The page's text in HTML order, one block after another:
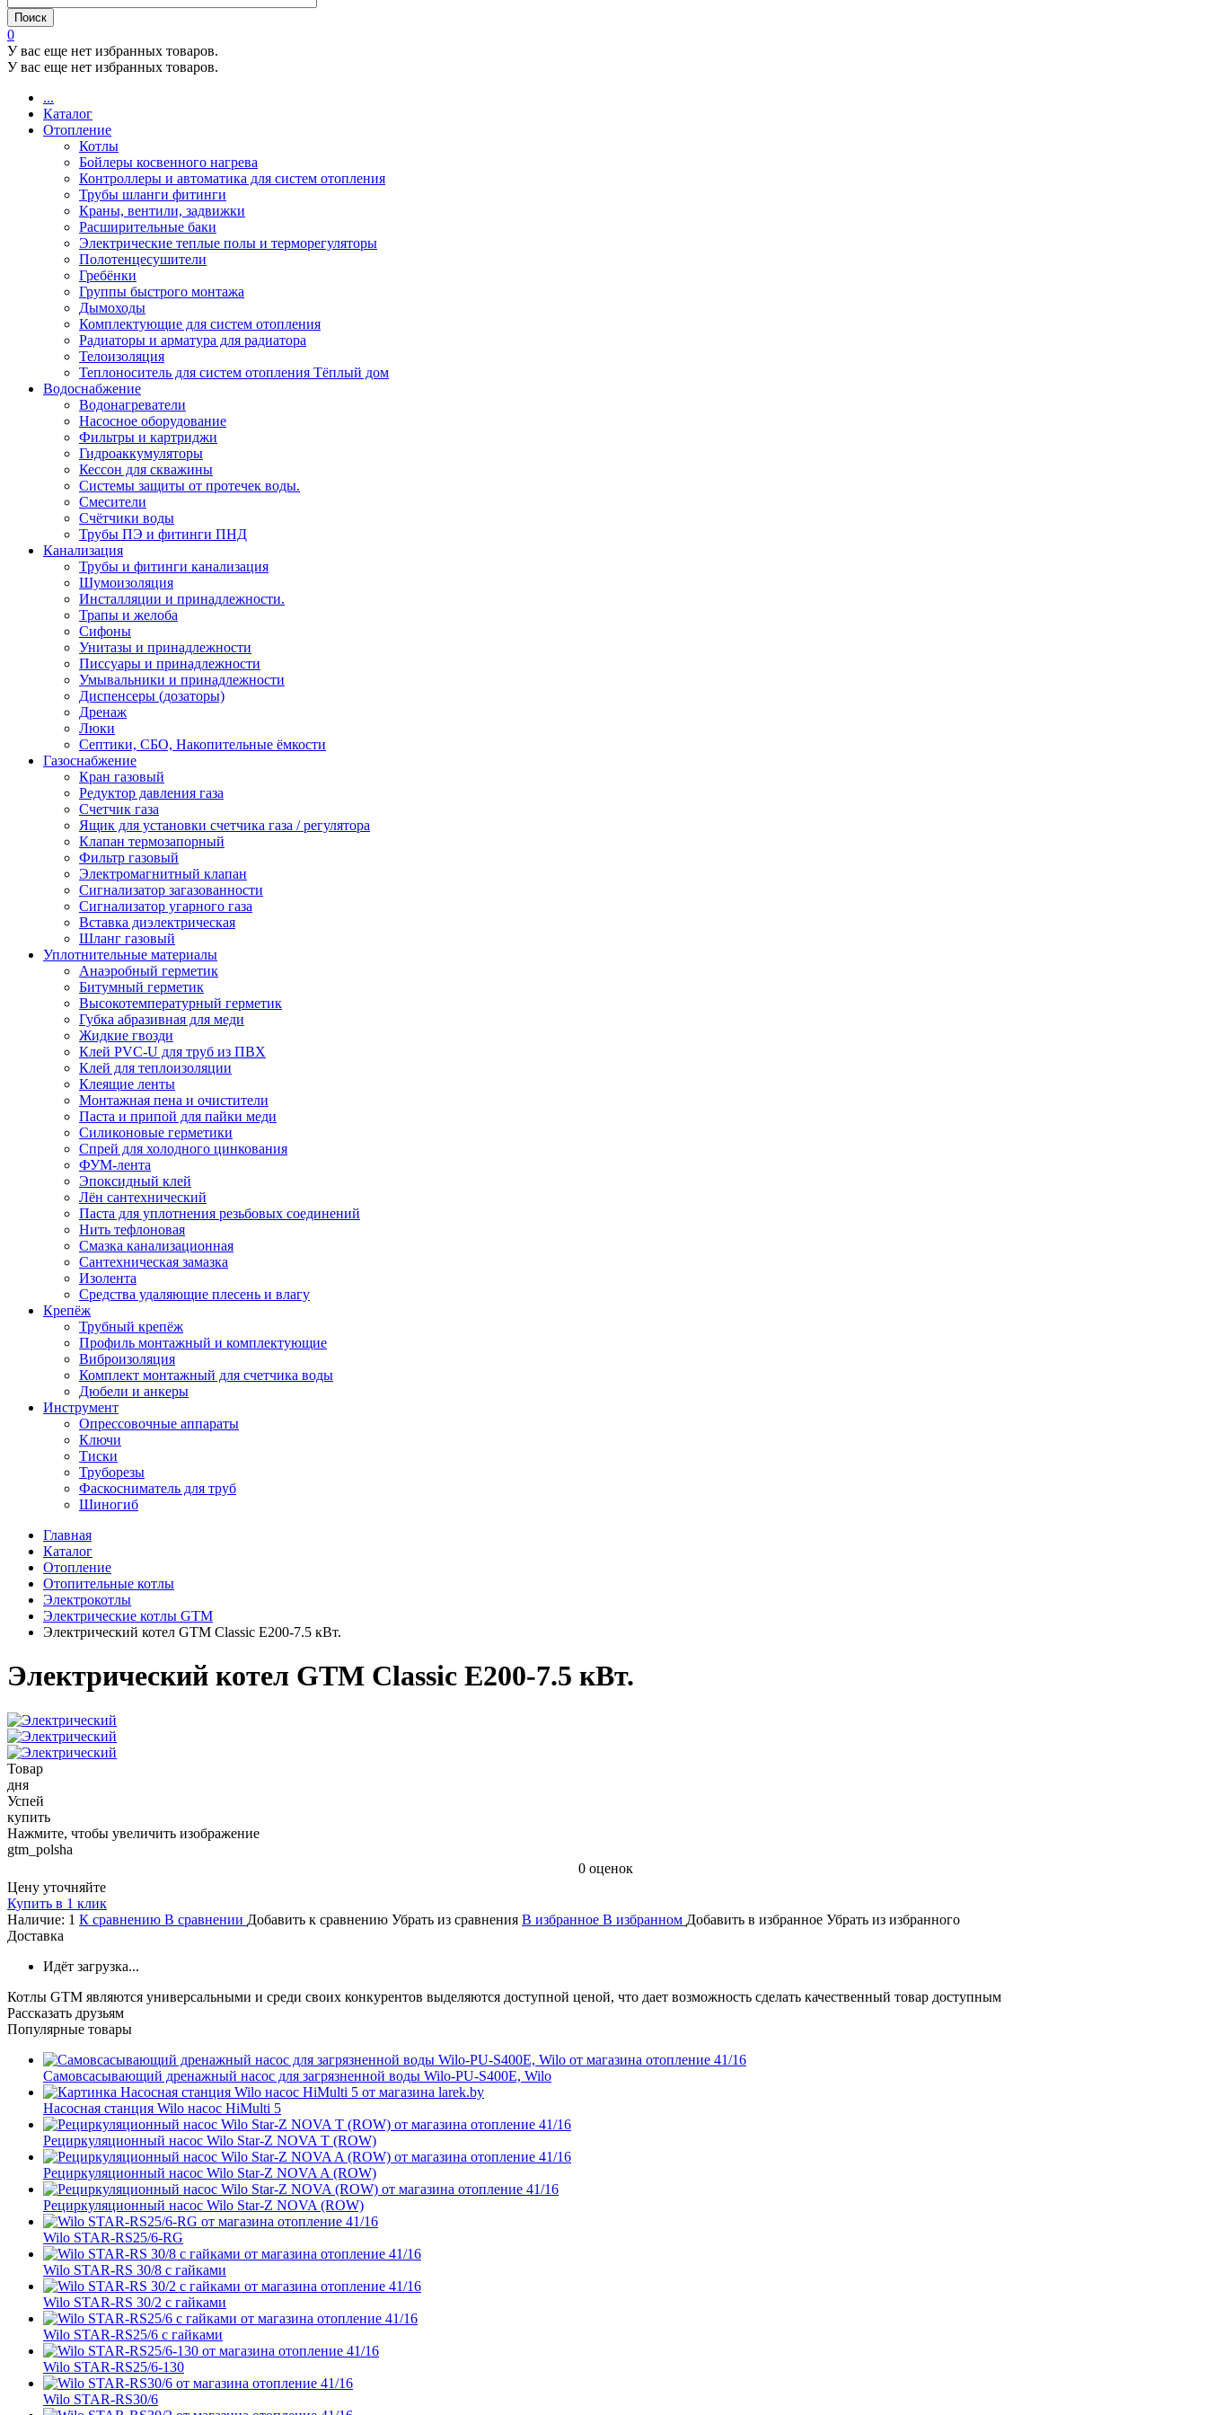
0
У вас еще нет избранных товаров.
У вас еще нет избранных товаров.
...
Каталог
Отопление
Котлы
Бойлеры косвенного нагрева
Контроллеры и автоматика для систем отопления
Трубы шланги фитинги
Краны, вентили, задвижки
Расширительные баки
Электрические теплые полы и терморегуляторы
Полотенцесушители
Гребёнки
Группы быстрого монтажа
Дымоходы
Комплектующие для систем отопления
Радиаторы и арматура для радиатора
Телоизоляция
Теплоноситель для систем отопления Тёплый дом
Водоснабжение
Водонагреватели
Насосное оборудование
Фильтры и картриджи
Гидроаккумуляторы
Кессон для скважины
Системы защиты от протечек воды.
Смесители
Счётчики воды
Трубы ПЭ и фитинги ПНД
Канализация
Трубы и фитинги канализация
Шумоизоляция
Инсталляции и принадлежности.
Трапы и желоба
Сифоны
Унитазы и принадлежности
Писсуары и принадлежности
Умывальники и принадлежности
Диспенсеры (дозаторы)
Дренаж
Люки
Септики, СБО, Накопительные ёмкости
Газоснабжение
Кран газовый
Редуктор давления газа
Счетчик газа
Ящик для установки счетчика газа / регулятора
Клапан термозапорный
Фильтр газовый
Электромагнитный клапан
Сигнализатор загазованности
Сигнализатор угарного газа
Вставка диэлектрическая
Шланг газовый
Уплотнительные материалы
Анаэробный герметик
Битумный герметик
Высокотемпературный герметик
Губка абразивная для меди
Жидкие гвозди
Клей PVC-U для труб из ПВХ
Клей для теплоизоляции
Клеящие ленты
Монтажная пена и очистители
Паста и припой для пайки меди
Силиконовые герметики
Спрей для холодного цинкования
ФУМ-лента
Эпоксидный клей
Лён сантехнический
Паста для уплотнения резьбовых соединений
Нить тефлоновая
Смазка канализационная
Сантехническая замазка
Изолента
Средства удаляющие плесень и влагу
Крепёж
Трубный крепёж
Профиль монтажный и комплектующие
Виброизоляция
Комплект монтажный для счетчика воды
Дюбели и анкеры
Инструмент
Опрессовочные аппараты
Ключи
Тиски
Труборезы
Фаскосниматель для труб
Шиногиб
Главная
Каталог
Отопление
Отопительные котлы
Электрокотлы
Электрические котлы GTM
Электрический котел GTM Classic E200-7.5 кВт.
Электрический котел GTM Classic E200-7.5 кВт.
Товар
дня
Успей
купить
Нажмите, чтобы увеличить изображение
gtm_polsha
0оценок
Цену уточняйте
Купить в 1 клик
Наличие: 1 К сравнению В сравнении Добавить к сравнению Убрать из сравнения В избранное В избранном Добавить в избранное Убрать из избранного
Доставка
Идёт загрузка...
Котлы GTM являются универсальными и среди своих конкурентов выделяются доступной ценой, что дает возможность сделать качественный товар доступным
Рассказать друзьям
Популярные товары
Самовсасывающий дренажный насос для загрязненной воды Wilo-PU-S400E, Wilo
Насосная станция Wilo насос HiMulti 5
Рециркуляционный насос Wilo Star-Z NOVA T (ROW)
Рециркуляционный насос Wilo Star-Z NOVA A (ROW)
Рециркуляционный насос Wilo Star-Z NOVA (ROW)
Wilo STAR-RS25/6-RG
Wilo STAR-RS 30/8 с гайками
Wilo STAR-RS 30/2 с гайками
Wilo STAR-RS25/6 с гайками
Wilo STAR-RS25/6-130
Wilo STAR-RS30/6